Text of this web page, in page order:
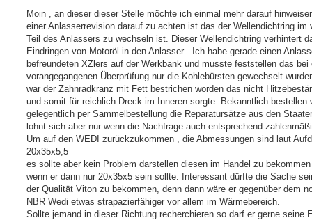
i
r
a
Moin , an dieser dieser Stelle möchte ich einmal mehr darauf
einer Anlasserrevision darauf zu achten ist das der Wellendichtring im
Teil des Anlassers zu wechseln ist. Dieser Wellendichtring verhintert
Eindringen von Motoröl in den Anlasser . Ich habe gerade einen
befreundeten XZlers auf der Werkbank und musste feststellen das bei
vorangegangenen Überprüfung nur die Kohlebürsten gewechselt
war der Zahnradkranz mit Fett bestrichen worden das nicht
und somit für reichlich Dreck im Inneren sorgte. Bekanntlich bestellen
gelegentlich per Sammelbestellung die Reparatursätze aus den
lohnt sich aber nur wenn die Nachfrage auch entsprechend
Um auf den WEDI zurückzukommen , die Abmessungen sind laut
20x35x5,5
es sollte aber kein Problem darstellen diesen im Handel zu
wenn er dann nur 20x35x5 sein sollte. Interessant dürfte die Sache
der Qualität Viton zu bekommen, denn dann wäre er gegenüber dem
NBR Wedi etwas strapazierfähiger vor allem im Wärmebereich.
Sollte jemand in dieser Richtung recherchieren so darf er gerne seine